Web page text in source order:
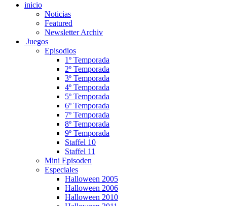
inicio
Noticias
Featured
Newsletter Archiv
Juegos
Episodios
1º Temporada
2º Temporada
3º Temporada
4º Temporada
5º Temporada
6º Temporada
7º Temporada
8º Temporada
9º Temporada
Staffel 10
Staffel 11
Mini Episoden
Especiales
Halloween 2005
Halloween 2006
Halloween 2010